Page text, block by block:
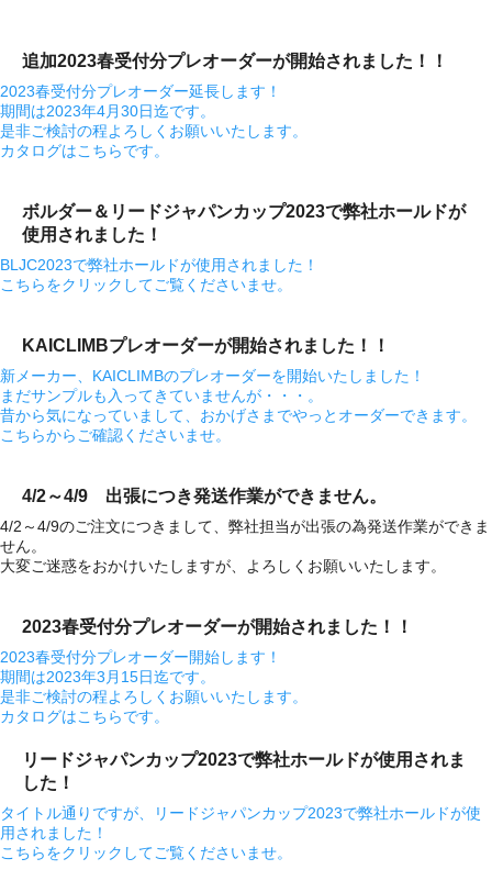
追加2023春受付分プレオーダーが開始されました！！
2023春受付分プレオーダー延長します！
期間は2023年4月30日迄です。
是非ご検討の程よろしくお願いいたします。
カタログはこちらです。
ボルダー＆リードジャパンカップ2023で弊社ホールドが
使用されました！
BLJC2023で弊社ホールドが使用されました！
こちらをクリックしてご覧くださいませ。
KAICLIMBプレオーダーが開始されました！！
新メーカー、KAICLIMBのプレオーダーを開始いたしました！
まだサンプルも入ってきていませんが・・・。
昔から気になっていまして、おかげさまでやっとオーダーできます。
こちらからご確認くださいませ。
4/2～4/9 出張につき発送作業ができません。
4/2～4/9のご注文につきまして、弊社担当が出張の為発送作業ができま
せん。
大変ご迷惑をおかけいたしますが、よろしくお願いいたします。
2023春受付分プレオーダーが開始されました！！
2023春受付分プレオーダー開始します！
期間は2023年3月15日迄です。
是非ご検討の程よろしくお願いいたします。
カタログはこちらです。
リードジャパンカップ2023で弊社ホールドが使用されま
した！
タイトル通りですが、リードジャパンカップ2023で弊社ホールドが使
用されました！
こちらをクリックしてご覧くださいませ。